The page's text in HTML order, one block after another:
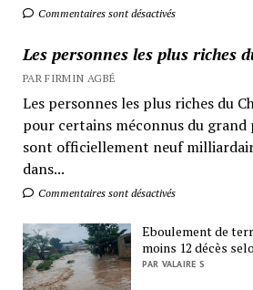
Commentaires sont désactivés
Les personnes les plus riches
PAR FIRMIN AGBÉ
Les personnes les plus riches du
pour certains méconnus du
sont officiellement neuf
dans...
Commentaires sont désactivés
Eboulement de
moins 12 décès
PAR VALAIRE S